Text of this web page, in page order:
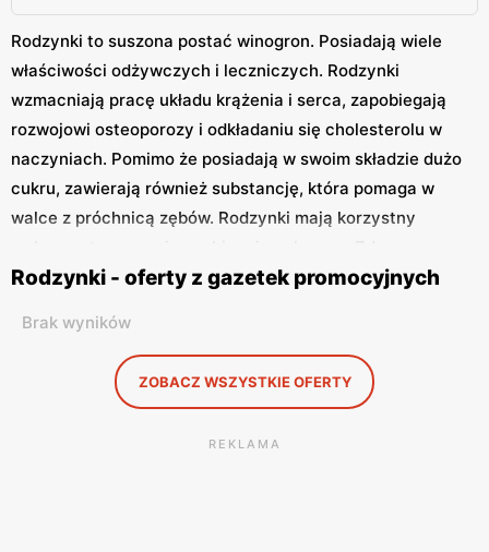
Rodzynki to suszona postać winogron. Posiadają wiele
właściwości odżywczych i leczniczych. Rodzynki
wzmacniają pracę układu krążenia i serca, zapobiegają
rozwojowi osteoporozy i odkładaniu się cholesterolu w
naczyniach. Pomimo że posiadają w swoim składzie dużo
cukru, zawierają również substancję, która pomaga w
walce z próchnicą zębów. Rodzynki mają korzystny
cukier zawarty w rodzynkach stanowi cenne źródło
Rodzynki mogą stanowić przekąskę w ciągu dnia, o wiele
zdrowszą niż cukierki. Często spotyka się je w ciastach i
deserach. Placek drożdżowy i sernik z rodzynkami to
najlepszych punktach i w atrakcyjnej cenie. Pomocne w
Rodzynki - oferty z gazetek promocyjnych
Brak wyników
ZOBACZ WSZYSTKIE OFERTY
REKLAMA